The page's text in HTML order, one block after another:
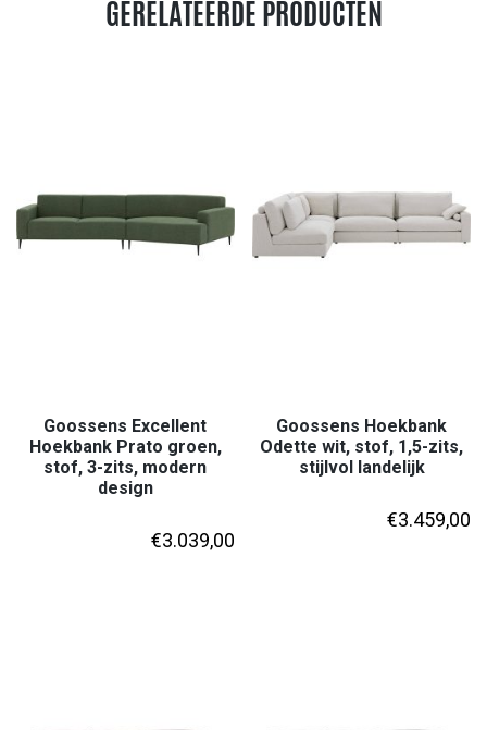
GERELATEERDE PRODUCTEN
Goossens Excellent
Hoekbank Prato groen,
stof, 3-zits, modern
design
€3.039,00
Goossens Hoekbank
Odette wit, stof, 1,5-zits,
stijlvol landelijk
€3.459,00